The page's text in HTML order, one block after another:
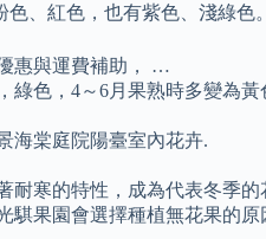
、紅色，也有紫色、淺綠色。
惠與運費補助， …
色，4～6月果熟時多變為
海棠庭院陽臺室內花卉.
寒的特性，成為代表冬季的
果園會選擇種植無花果的